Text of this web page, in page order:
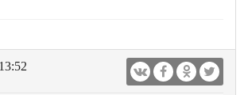
13:52